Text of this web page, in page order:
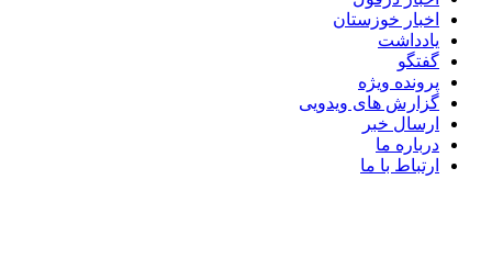
اخبار خوزستان
یادداشت
گفتگو
پرونده ویژه
گزارش های ویدویی
ارسال خبر
درباره ما
ارتباط با ما